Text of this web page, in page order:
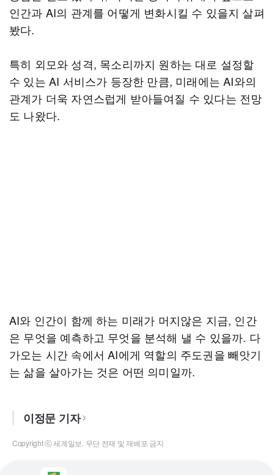
인간과 AI의 관계를 어떻게 변화시킬 수 있을지 살펴
봤다.
특히 외모와 성격, 목소리까지 원하는 대로 설정할
수 있는 AI 서비스가 등장한 만큼, 미래에는 AI와의
관계가 더욱 자연스럽게 받아들여질 수 있다는 전망
도 나왔다.
AI와 인간이 함께 하는 미래가 머지않은 지금, 인간
은 무엇을 예측하고 무엇을 분석해 낼 수 있을까. 다
가오는 시간 속에서 AI에게 역할의 주도권을 빼앗기
는 삶을 살아가는 것은 어떤 의미일까.
이정문 기자
Copyright ⓒ 세계일보. 무단 전재 및 재배포 금지